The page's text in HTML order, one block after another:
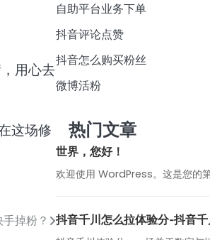
用心去
这场修
掉粉？
自助平台业务下单
抖音评论点赞
抖音怎么购买粉丝
微博活粉
热门文章
世界，您好！
欢迎使用 WordPress。这是您的
抖音千川怎么拉体验分-抖音